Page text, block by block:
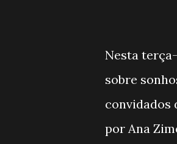
Nesta
sobre
convidados
por Ana